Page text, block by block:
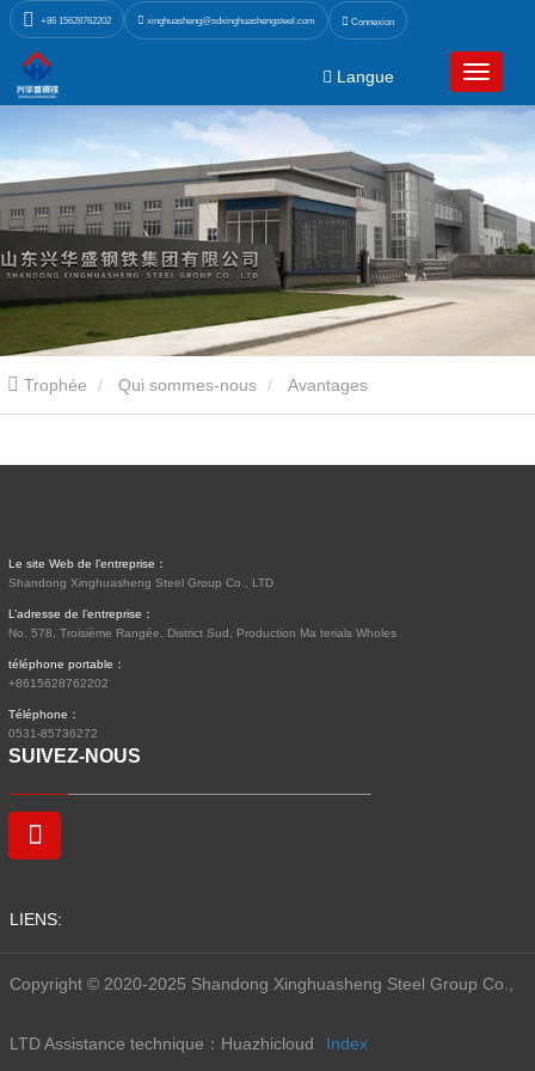
+86 15628762202 xinghuasheng@sdxinghuashengsteel.com Connexion
Langue
Trophée Qui sommes-nous Avantages
Le site Web de l’entreprise：
Shandong Xinghuasheng Steel Group Co., LTD
L’adresse de l’entreprise：
No. 578, Troisième Rangée, District Sud, Production Ma terials Wholes
téléphone portable：
+8615628762202
Téléphone：
0531-85736272
SUIVEZ-NOUS
LIENS:
Copyright © 2020-2025 Shandong Xinghuasheng Steel Group Co.,
LTDAssistance technique：Huazhicloud Index